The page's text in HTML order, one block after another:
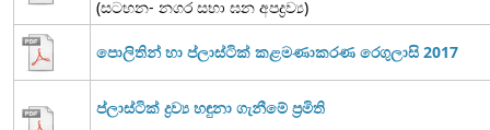
(සටහන- නගර සභා ඝන අපද්‍රව්‍ය)
පොලිතින් හා ප්ලාස්ටික් කළමණාකරණ රෙගුලාසි 2017
ප්ලාස්ටික් ද්‍රව්‍ය හඳුනා ගැනීමේ ප්‍රමිති